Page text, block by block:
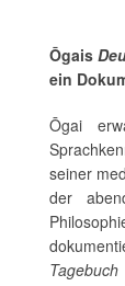
Ōgais
ein
Ōgai
seiner
der
Tagebuch